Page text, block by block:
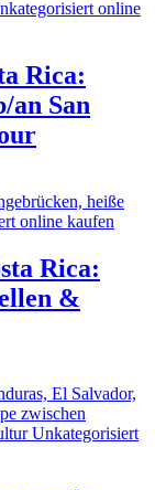
Rica:
an San
Rica:
&